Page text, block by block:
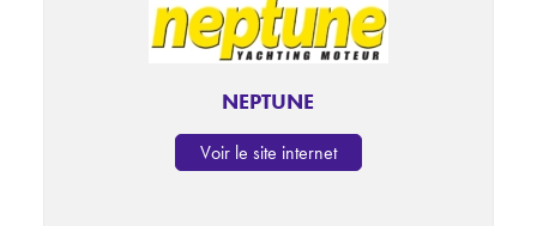
NEPTUNE
Voir le site internet